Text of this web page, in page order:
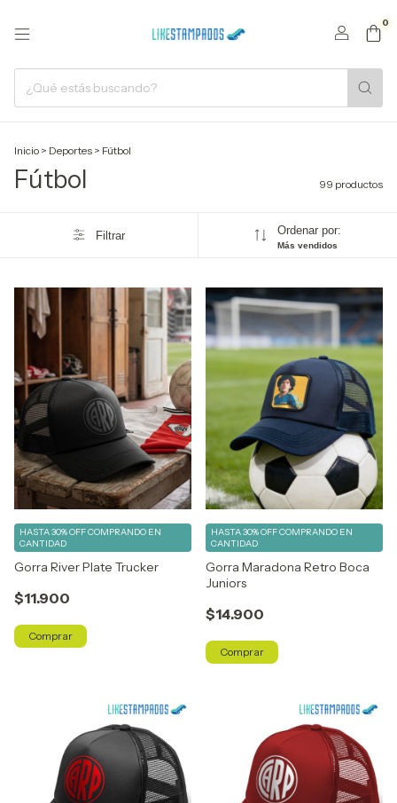
0
Inicio > Deportes > Fútbol
Fútbol 99 productos
Filtrar Ordenar por:
Más vendidos
Gorra River Plate Trucker
$11.900
HASTA 30% OFFCOMPRANDO EN
CANTIDAD
Comprar
Gorra Maradona Retro Boca
Juniors
$14.900
HASTA 30% OFFCOMPRANDO EN
CANTIDAD
Comprar